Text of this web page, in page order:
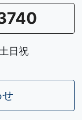
日祝